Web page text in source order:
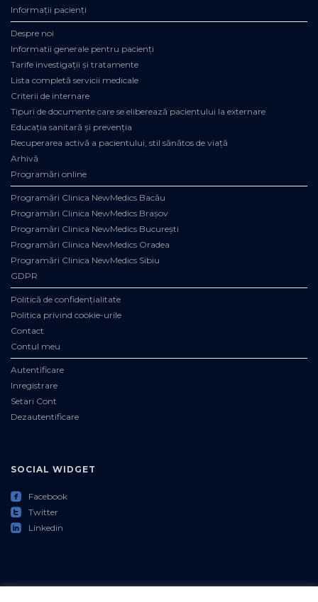
Informații pacienți
Despre noi
Informatii generale pentru pacienți
Tarife investigații și tratamente
Lista completă servicii medicale
Criterii de internare
Tipuri de documente care se eliberează pacientului la externare
Educația sanitară și prevenția
Recuperarea activă a pacientului, stil sănătos de viață
Arhivă
Programări online
Programări Clinica NewMedics Bacău
Programări Clinica NewMedics Brașov
Programări Clinica NewMedics București
Programări Clinica NewMedics Oradea
Programări Clinica NewMedics Sibiu
GDPR
Politică de confidențialitate
Politica privind cookie-urile
Contact
Contul meu
Autentificare
Inregistrare
Setari Cont
Dezautentificare
SOCIAL WIDGET
roundedfacebook Facebook
roundedtwitter Twitter
roundedlinkedin Linkedin